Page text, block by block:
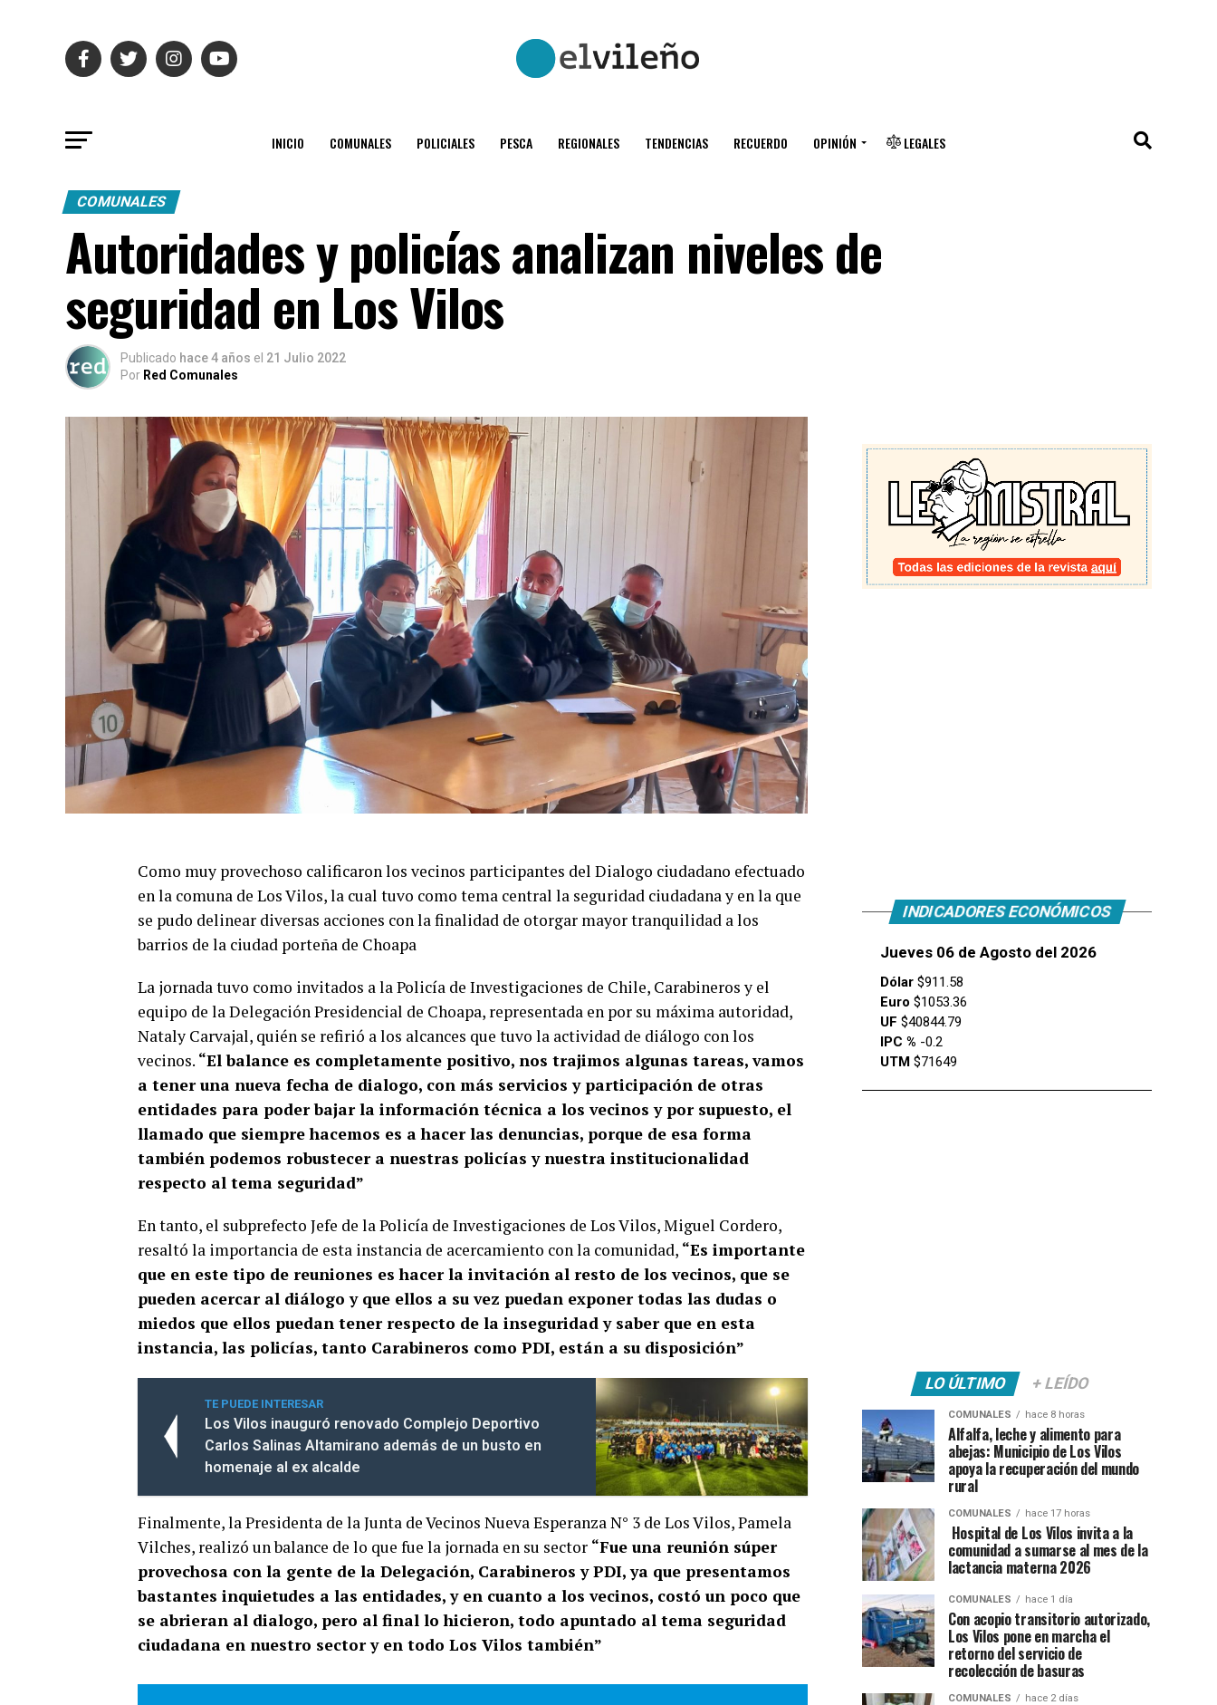
INICIO COMUNALES POLICIALES PESCA REGIONALES TENDENCIAS RECUERDO OPINIÓN LEGALES
COMUNALES
Autoridades y policías analizan niveles de
seguridad en Los Vilos
Publicado hace 4 años el 21 Julio 2022
Por Red Comunales
Como muy provechoso calificaron los vecinos participantes del Dialogo ciudadano efectuado
en la comuna de Los Vilos, la cual tuvo como tema central la seguridad ciudadana y en la que
se pudo delinear diversas acciones con la finalidad de otorgar mayor tranquilidad a los
barrios de la ciudad porteña de Choapa
La jornada tuvo como invitados a la Policía de Investigaciones de Chile, Carabineros y el
equipo de la Delegación Presidencial de Choapa, representada en por su máxima autoridad,
Nataly Carvajal, quién se refirió a los alcances que tuvo la actividad de diálogo con los
vecinos. “El balance es completamente positivo, nos trajimos algunas tareas, vamos
a tener una nueva fecha de dialogo, con más servicios y participación de otras
entidades para poder bajar la información técnica a los vecinos y por supuesto, el
llamado que siempre hacemos es a hacer las denuncias, porque de esa forma
también podemos robustecer a nuestras policías y nuestra institucionalidad
respecto al tema seguridad”
En tanto, el subprefecto Jefe de la Policía de Investigaciones de Los Vilos, Miguel Cordero,
resaltó la importancia de esta instancia de acercamiento con la comunidad, “Es importante
que en este tipo de reuniones es hacer la invitación al resto de los vecinos, que se
pueden acercar al diálogo y que ellos a su vez puedan exponer todas las dudas o
miedos que ellos puedan tener respecto de la inseguridad y saber que en esta
instancia, las policías, tanto Carabineros como PDI, están a su disposición”
TE PUEDE INTERESAR
Los Vilos inauguró renovado Complejo Deportivo
Carlos Salinas Altamirano además de un busto en
homenaje al ex alcalde
Finalmente, la Presidenta de la Junta de Vecinos Nueva Esperanza N° 3 de Los Vilos, Pamela
Vilches, realizó un balance de lo que fue la jornada en su sector “Fue una reunión súper
provechosa con la gente de la Delegación, Carabineros y PDI, ya que presentamos
bastantes inquietudes a las entidades, y en cuanto a los vecinos, costó un poco que
se abrieran al dialogo, pero al final lo hicieron, todo apuntado al tema seguridad
ciudadana en nuestro sector y en todo Los Vilos también”
INDICADORES ECONÓMICOS
Jueves 06 de Agosto del 2026
Dólar $911.58
Euro $1053.36
UF $40844.79
IPC % -0.2
UTM $71649
LO ÚLTIMO + LEÍDO
COMUNALES hace 8 horas
Alfalfa, leche y alimento para
abejas: Municipio de Los Vilos
apoya la recuperación del mundo
rural
COMUNALES hace 17 horas
Hospital de Los Vilos invita a la
comunidad a sumarse al mes de la
lactancia materna 2026
COMUNALES hace 1 día
Con acopio transitorio autorizado,
Los Vilos pone en marcha el
retorno del servicio de
recolección de basuras
COMUNALES hace 2 días